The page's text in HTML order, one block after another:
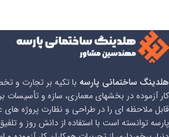
هلدینگ ساختمانی پارسه با تکیه بر تجارت و
کار آزموده در بخشهای معماری، سازه و
قابل ملاحظه ای را در طراحی و نظارت پروژه
پارسه توانسته است با استفاده از دانش روز و